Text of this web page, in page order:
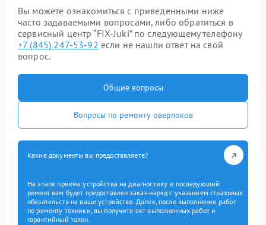
Вы можете ознакомиться с приведенными ниже
часто задаваемыми вопросами, либо обратиться в
сервисный центр “FIX-Juki” по следующему телефону
+7 (845) 247-53-92 если не нашли ответ на свой
вопрос.
Общие вопросы
Вопросы по ремонту оверлоков
Какие документы вы предоставляете?
На этапе приема устройства на диагностику и последующий
ремонт вам будет предоставлен заказ-наряд с указанием страховых
обязательств на ваше устройство. Далее, после выполнения работ
по ремонту техники, вы получите акт выполненных работ и
гарантийный талон.